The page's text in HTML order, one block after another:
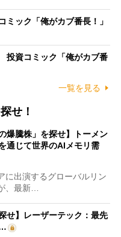
ック「俺がカブ番長！」
資コミック「俺がカブ番
一覧を見る
せ！
爆騰株」を探せ】トーメン
通じて世界のAIメモリ需
出演するグローバルリン
、最新…
せ】レーザーテック：最先